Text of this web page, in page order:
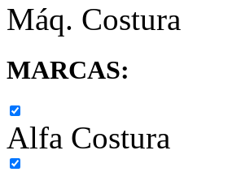
Máq. Costura
MARCAS:
Alfa Costura